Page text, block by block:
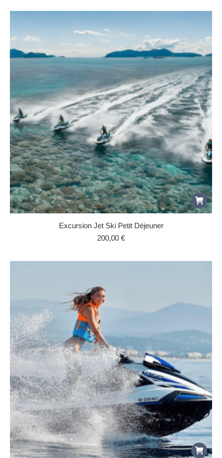
Excursion Jet Ski Petit Déjeuner
200,00 €